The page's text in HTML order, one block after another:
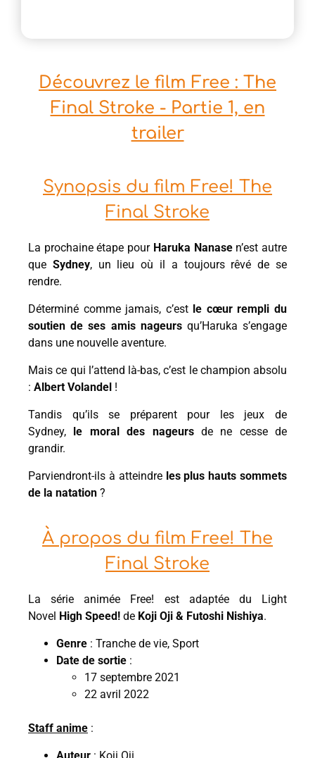
Découvrez le film Free : The
Final Stroke - Partie 1, en
trailer
Synopsis du film Free! The
Final Stroke
La prochaine étape pour Haruka Nanasen’est autre
que Sydney, un lieu où il a toujours rêvé de se
rendre.
Déterminé comme jamais, c’est le cœur rempli du
soutien de ses amis nageursqu’Haruka s’engage
dans une nouvelle aventure.
Mais ce qui l’attend là-bas, c’est le champion absolu
: Albert Volandel !
Tandis qu’ils se préparent pour les jeux de
Sydney,
le moral des nageursde ne cesse de
grandir.
Parviendront-ils à atteindre les plus hauts sommets
de la natation ?
À propos du film Free! The
Final Stroke
La série animée Free! est adaptée du Light
Novel High Speed! de Koji Oji & Futoshi Nishiya.
Genre : Tranche de vie, Sport
Date de sortie :
17 septembre 2021
22 avril 2022
Staff anime :